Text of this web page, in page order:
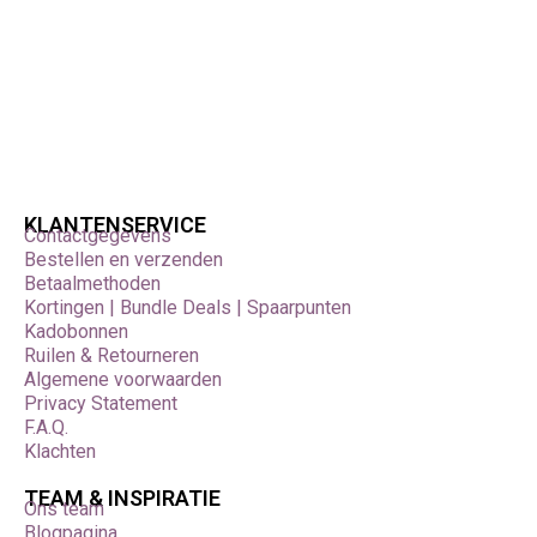
KLANTENSERVICE
Contactgegevens
Bestellen en verzenden
Betaalmethoden
Kortingen | Bundle Deals | Spaarpunten
Kadobonnen
Ruilen & Retourneren
Algemene voorwaarden
Privacy Statement
F.A.Q.
Klachten
TEAM & INSPIRATIE
Ons team